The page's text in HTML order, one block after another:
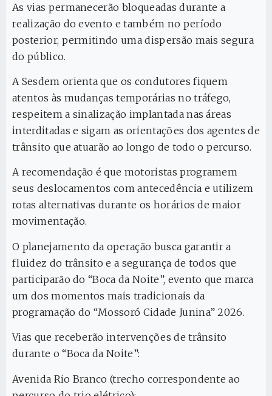
As vias permanecerão bloqueadas durante a
realização do evento e também no período
posterior, permitindo uma dispersão mais segura
do público.
A Sesdem orienta que os condutores fiquem
atentos às mudanças temporárias no tráfego,
respeitem a sinalização implantada nas áreas
interditadas e sigam as orientações dos agentes de
trânsito que atuarão ao longo de todo o percurso.
A recomendação é que motoristas programem
seus deslocamentos com antecedência e utilizem
rotas alternativas durante os horários de maior
movimentação.
O planejamento da operação busca garantir a
fluidez do trânsito e a segurança de todos que
participarão do “Boca da Noite”, evento que marca
um dos momentos mais tradicionais da
programação do “Mossoró Cidade Junina” 2026.
Vias que receberão intervenções de trânsito
durante o “Boca da Noite”:
Avenida Rio Branco (trecho correspondente ao